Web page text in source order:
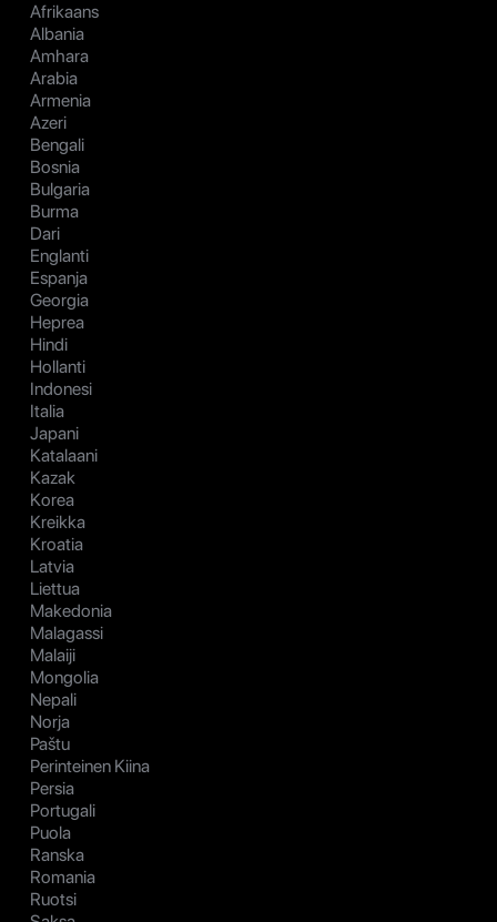
Afrikaans
Albania
Amhara
Arabia
Armenia
Azeri
Bengali
Bosnia
Bulgaria
Burma
Dari
Englanti
Espanja
Georgia
Heprea
Hindi
Hollanti
Indonesi
Italia
Japani
Katalaani
Kazak
Korea
Kreikka
Kroatia
Latvia
Liettua
Makedonia
Malagassi
Malaiji
Mongolia
Nepali
Norja
Paštu
Perinteinen Kiina
Persia
Portugali
Puola
Ranska
Romania
Ruotsi